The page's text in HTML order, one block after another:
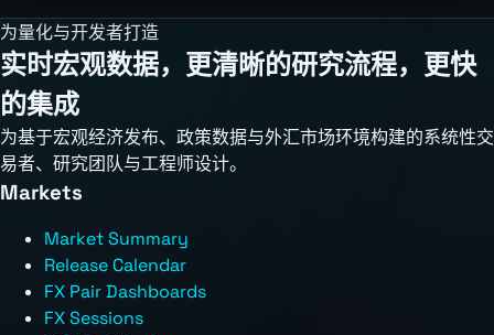
为量化与开发者打造
实时宏观数据，更清晰的研究流程，更快
的集成
为基于宏观经济发布、政策数据与外汇市场环境构建的系统性交
易者、研究团队与工程师设计。
Markets
Market Summary
Release Calendar
FX Pair Dashboards
FX Sessions